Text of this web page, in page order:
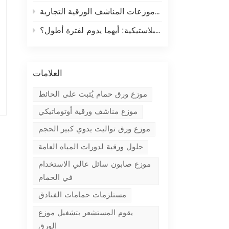
كيفية تقليل النفايات باستخدام موزعات المناشف الورقية التجارية
موزعات الصابون المصنوعة من الفولاذ المقاوم للصدأ مقابل موزعات الصابون البلاستيكية: أيهما يدوم لفترة أطول؟
العلامات
موزع ورق حمام يُثبت على الحائط
موزع مناشف ورقية أوتوماتيكي
موزع ورق تواليت يدوي كبير الحجم
حلول ورقية لدورات المياه العامة
موزع صابون سائل عالي الاستخدام
في الحمام
مستلزمات حمامات الفنادق
يقوم المستشعر بتشغيل موزع
الورق